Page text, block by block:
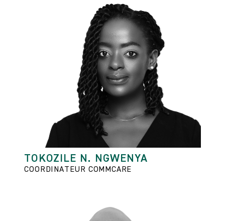
TOKOZILE N. NGWENYA
COORDINATEUR COMMCARE